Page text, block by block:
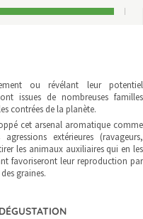
ou révélant leur potentiel
issues de nombreuses familles
contrées de la planète.
cet arsenal aromatique comme
extérieures (ravageurs,
les animaux auxiliaires qui en les
favoriseront leur reproduction par
graines.